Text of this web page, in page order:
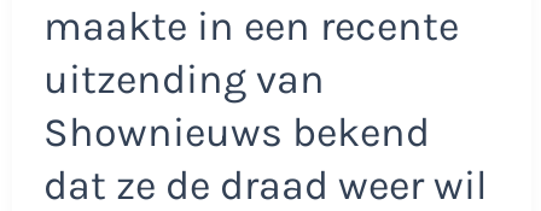
maakte in een recente
uitzending van
Shownieuws bekend
dat ze de draad weer wil